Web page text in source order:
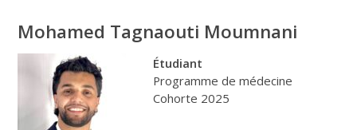
Mohamed Tagnaouti Moumnani
Étudiant
Programme de médecine
Cohorte 2025